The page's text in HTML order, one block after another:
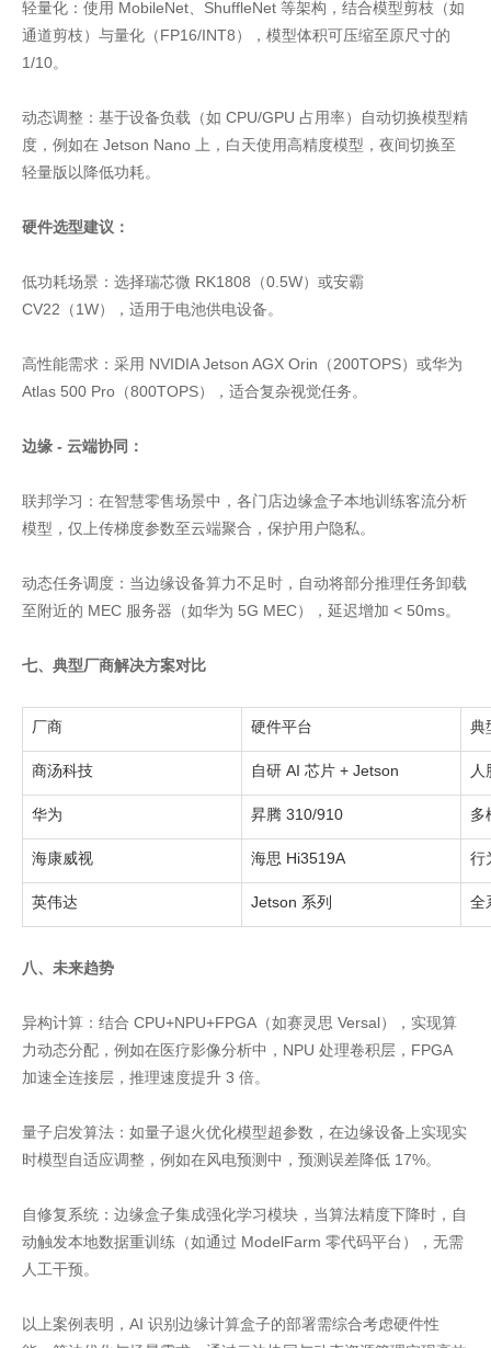
轻量化：使用 MobileNet、ShuffleNet 等架构，结合模型剪枝（如
通道剪枝）与量化（FP16/INT8），模型体积可压缩至原尺寸的
1/10。
动态调整：基于设备负载（如 CPU/GPU 占用率）自动切换模型精
度，例如在 Jetson Nano 上，白天使用高精度模型，夜间切换至
轻量版以降低功耗。
硬件选型建议：
低功耗场景：选择瑞芯微 RK1808（0.5W）或安霸
CV22（1W），适用于电池供电设备。
高性能需求：采用 NVIDIA Jetson AGX Orin（200TOPS）或华为
Atlas 500 Pro（800TOPS），适合复杂视觉任务。
边缘 - 云端协同：
联邦学习：在智慧零售场景中，各门店边缘盒子本地训练客流分析
模型，仅上传梯度参数至云端聚合，保护用户隐私。
动态任务调度：当边缘设备算力不足时，自动将部分推理任务卸载
至附近的 MEC 服务器（如华为 5G MEC），延迟增加 < 50ms。
七、典型厂商解决方案对比
厂商 硬件平台 典
商汤科技 自研 AI 芯片 + Jetson
华为 昇腾 310/910 多
海康威视 海思 Hi3519A 行
英伟达 Jetson 系列 全
八、未来趋势
异构计算：结合 CPU+NPU+FPGA（如赛灵思 Versal），实现算
力动态分配，例如在医疗影像分析中，NPU 处理卷积层，FPGA
加速全连接层，推理速度提升 3 倍。
量子启发算法：如量子退火优化模型超参数，在边缘设备上实现实
时模型自适应调整，例如在风电预测中，预测误差降低 17%。
自修复系统：边缘盒子集成强化学习模块，当算法精度下降时，自
动触发本地数据重训练（如通过 ModelFarm 零代码平台），无需
人工干预。
以上案例表明，AI 识别边缘计算盒子的部署需综合考虑硬件性